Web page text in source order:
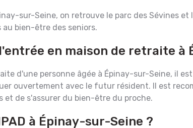
sur-Seine, on retrouve le parc des Sévines
bien-être des seniors.
en maison de retraite à
d'une personne âgée à Épinay-sur-Seine, il
ouvertement avec le futur résident. Il est
et de s'assurer du bien-être du proche.
à Épinay-sur-Seine ?